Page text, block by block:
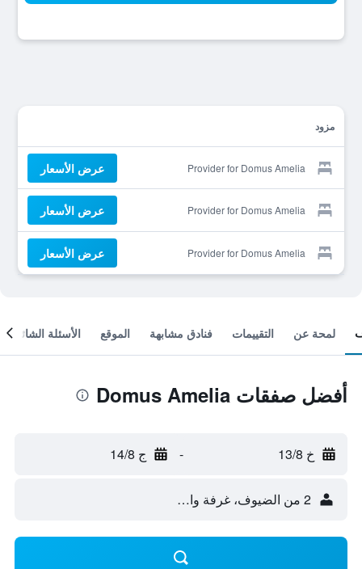
مزود
Provider for Domus Amelia عرض الأسعار
Provider for Domus Amelia عرض الأسعار
Provider for Domus Amelia عرض الأسعار
لمحة عن التقييمات فنادق مشابهة الموقع الأسئلة الشائعة
أفضل صفقات Domus Amelia
خ 13/8 - ج 14/8
2 من الضيوف، غرفة واحدة